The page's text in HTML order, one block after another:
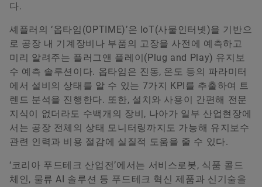
다.
셰플러의 ‘옵타임(OPTIME)’은 IoT(사물인터넷)을 기반으
로 공장 내 기계장비나 부품의 고장을 사전에 예측하고
미리 알려주는 플러그앤 플레이(Plug and Play) 유지보
수 예측 솔루션이다. 옵타임은 진동, 온도 등의 파라미터
에서 설비의 상태를 알 수 있는 7가지 KPI를 추출하여 트
렌드 분석을 진행한다. 또한, 설치와 사용이 간편해 전문
지식이 없더라도 수백개의 장비, 나아가 일부 산업현장에
서는 공장 전체의 상태 모니터링까지도 가능해 유지보수
관련 인력과 비용 절감에 실질적 도움을 줄 수 있다.
‘코리아 푸드테크 산업전’에서는 서비스로봇, 식품 콜드
체인, 물류 AI 솔루션 등 푸드테크 혁신 제품과 신기술을